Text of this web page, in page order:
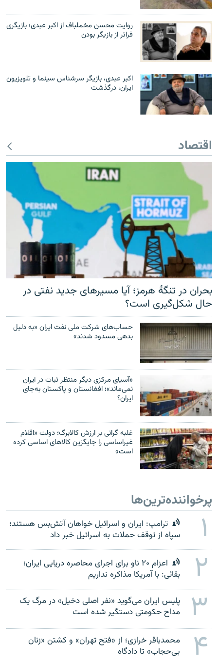
روایت محسن مخملباف از اکبر عبدی؛ بازیگری
فراتر از بازیگر بودن
اکبر عبدی، بازیگر سرشناس سینما و تلویزیون
ایران، درگذشت
اقتصاد
بحران در تنگهٔ هرمز؛ آیا مسیرهای جدید نفتی در
حال شکل‌گیری است؟
حساب‌های شرکت ملی نفت ایران «به‌ دلیل
بدهی مسدود شدند»
«آسیای مرکزی دیگر منتظر ثبات در ایران
نمی‌ماند»؛ افغانستان و پاکستان به‌جای
ایران؟
غلبه گرانی بر ارزش کالابرگ؛ دولت «اقلام
غیراساسی را جایگزین کالاهای اساسی کرده
است»
پرخواننده‌ترین‌ها
۱
ترامپ: ایران و اسرائیل خواهان آتش‌بس‌ هستند؛
سپاه از توقف حملات به اسرائیل خبر داد
۲
اعزام ۲۰ ناو برای اجرای محاصره دریایی ایران؛
بقائی: با آمریکا مذاکره نداریم
۳
پلیس ایران می‌گوید «نفر اصلی دخیل» در مرگ یک
مداح حکومتی دستگیر شده است
۴
محمدباقر خرازی؛ از «فتح تهران» و کشتن «زنان
بی‌حجاب» تا دادگاه